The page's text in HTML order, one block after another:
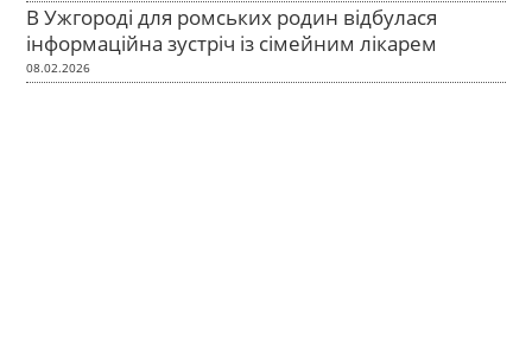
В Ужгороді для ромських родин відбулася
інформаційна зустріч із сімейним лікарем
08.02.2026